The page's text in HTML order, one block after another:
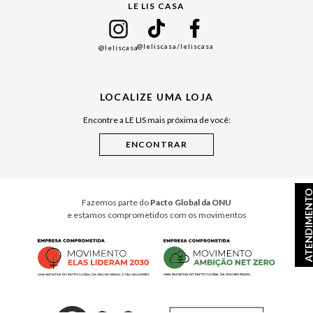
Cuidados Casa
LE LIS CASA
@leliscasa@leliscasa/leliscasa
LOCALIZE UMA LOJA
Encontre a LE LIS mais próxima de você:
Fazemos parte do Pacto Global da ONU
e estamos comprometidos com os movimentos